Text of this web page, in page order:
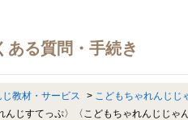
教材・サービス > こどもちゃれんじじ
んじすてっぷ〉〈こどもちゃれんじじゃ